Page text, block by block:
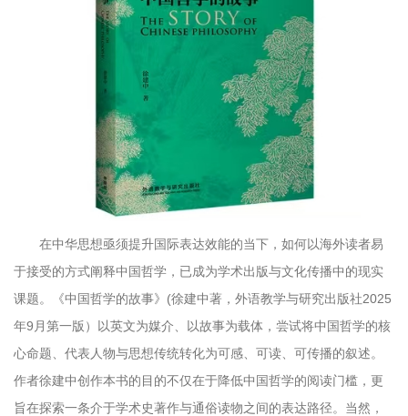
在中华思想亟须提升国际表达效能的当下，如何以海外读者易
于接受的方式阐释中国哲学，已成为学术出版与文化传播中的现实
课题。《中国哲学的故事》(徐建中著，外语教学与研究出版社2025
年9月第一版）以英文为媒介、以故事为载体，尝试将中国哲学的核
心命题、代表人物与思想传统转化为可感、可读、可传播的叙述。
作者徐建中创作本书的目的不仅在于降低中国哲学的阅读门槛，更
旨在探索一条介于学术史著作与通俗读物之间的表达路径。当然，